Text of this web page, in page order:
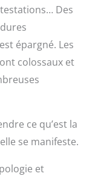
Des
épargné. Les
colossaux et
ce qu’est la
se manifeste.
et